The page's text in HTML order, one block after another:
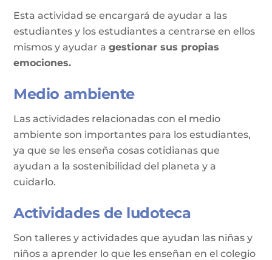
Esta actividad se encargará de ayudar a las
estudiantes y los estudiantes a centrarse en ellos
mismos y ayudar agestionar sus propias
emociones.
Medio ambiente
Las actividades relacionadas con el medio
ambiente son importantes para los estudiantes,
ya que se les enseña cosas cotidianas que
ayudan a la sostenibilidad del planeta y a
cuidarlo.
Actividades de ludoteca
Son talleres y actividades que ayudan las niñas y
niños a aprender lo que les enseñan en el colegio